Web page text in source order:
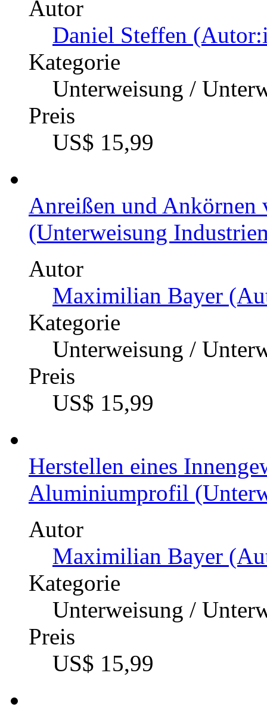
Autor
Daniel Steffen
Kategorie
Unterweisung /
Preis
US$ 15,99
Anreißen und Ankörnen
(Unterweisung
Autor
Maximilian Bayer
Kategorie
Unterweisung /
Preis
US$ 15,99
Herstellen eines
Aluminiumprofil
Autor
Maximilian Bayer
Kategorie
Unterweisung /
Preis
US$ 15,99